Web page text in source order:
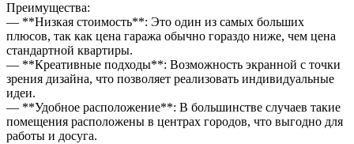
Преимущества:
— **Низкая стоимость**: Это один из самых больших
плюсов, так как цена гаража обычно гораздо ниже, чем цена
стандартной квартиры.
— **Креативные подходы**: Возможность экранной с точки
зрения дизайна, что позволяет реализовать индивидуальные
идеи.
— **Удобное расположение**: В большинстве случаев такие
помещения расположены в центрах городов, что выгодно для
работы и досуга.